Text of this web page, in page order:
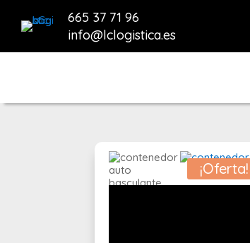
665 37 71 96
info@lclogistica.es
¡Oferta!